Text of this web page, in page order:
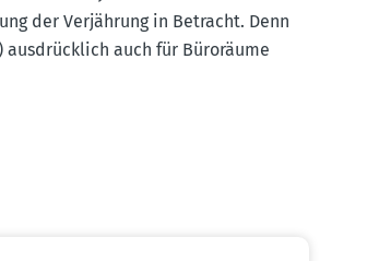
der Verjährung in Betracht. Denn
auch für Büroräume